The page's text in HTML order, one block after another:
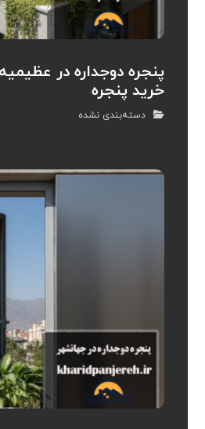
خرید پنجره
دسته‌بندی نشده